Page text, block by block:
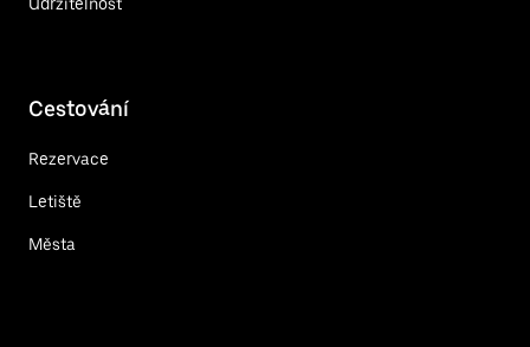
Cestování
Rezervace
Letiště
Města